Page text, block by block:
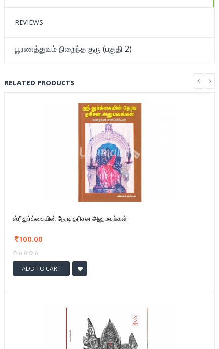
REVIEWS
பூரணத்துவம் நிறைந்த குரு (பகுதி 2)
RELATED PRODUCTS
ஸ்ரீ துர்க்கையின் நேரடி தரிசன அனுபவங்கள்
100.00
ADD TO CART